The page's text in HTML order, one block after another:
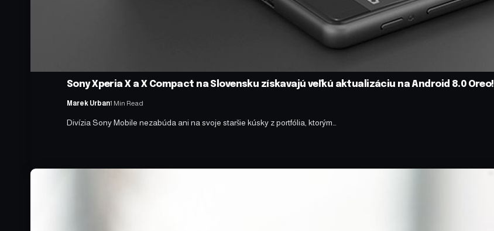
Sony Xperia X a X Compact na Slovensku získavajú veľkú aktualizáciu na Android 8.0 Oreo!
Marek Urban1 Min Read
Divízia Sony Mobile nezabúda ani na svoje staršie kúsky z portfólia, ktorým…